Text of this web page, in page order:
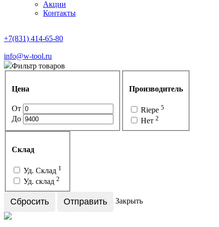
Акции
Контакты
+7(831) 414-65-80
info@w-tool.ru
Фильтр товаров
Цена
От
До
Производитель
Riepe 5
Нет 2
Склад
Уд. Склад 1
Уд. склад 2
Сбросить Отправить Закрыть